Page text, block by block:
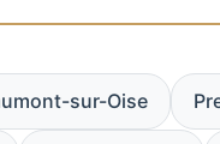
sur-Oise